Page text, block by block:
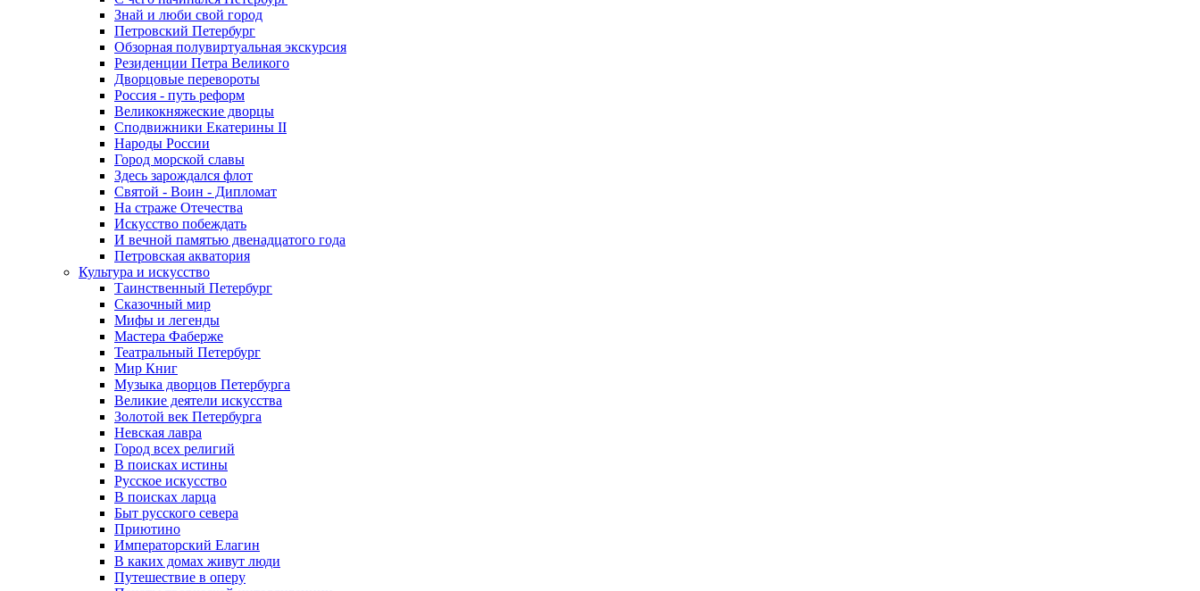
Знай и люби свой город
Петровский Петербург
Обзорная полувиртуальная экскурсия
Резиденции Петра Великого
Дворцовые перевороты
Россия - путь реформ
Великокняжеские дворцы
Сподвижники Екатерины II
Народы России
Город морской славы
Здесь зарождался флот
Святой - Воин - Дипломат
На страже Отечества
Искусство побеждать
И вечной памятью двенадцатого года
Петровская акватория
Культура и искусство
Таинственный Петербург
Сказочный мир
Мифы и легенды
Мастера Фаберже
Театральный Петербург
Мир Книг
Музыка дворцов Петербурга
Великие деятели искусства
Золотой век Петербурга
Невская лавра
Город всех религий
В поисках истины
Русское искусство
В поисках ларца
Быт русского севера
Приютино
Императорский Елагин
В каких домах живут люди
Путешествие в оперу